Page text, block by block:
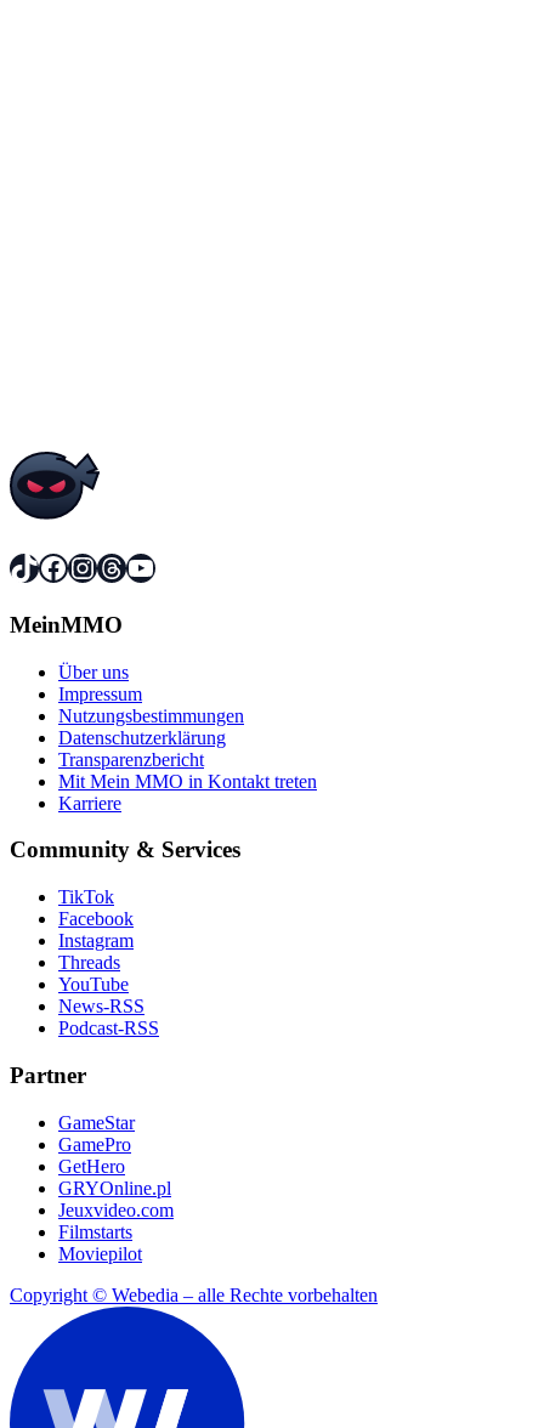
TikTok
Facebook
Instagram
Threads
YouTube
MeinMMO
Über uns
Impressum
Nutzungsbestimmungen
Datenschutzerklärung
Transparenzbericht
Mit Mein MMO in Kontakt treten
Karriere
Community & Services
TikTok
Facebook
Instagram
Threads
YouTube
News-RSS
Podcast-RSS
Partner
GameStar
GamePro
GetHero
GRYOnline.pl
Jeuxvideo.com
Filmstarts
Moviepilot
Copyright © Webedia – alle Rechte vorbehalten